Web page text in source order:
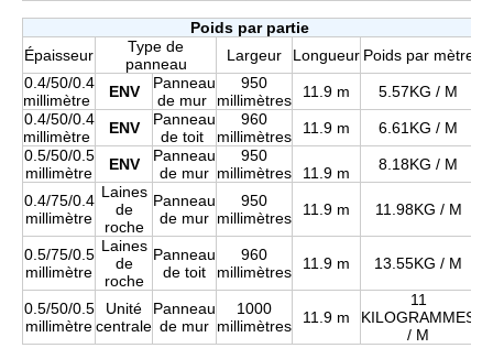
Poids par partie
Épaisseur
Type de
panneau
Largeur Longueur Poids par mètre
0.4/50/0.4
millimètre
ENV
Panneau
de mur
950
millimètres
11.9 m
5.57KG / M
0.4/50/0.4
millimètre
ENV
Panneau
de toit
960
millimètres
11.9 m
6.61KG / M
0.5/50/0.5
millimètre
ENV
Panneau
de mur
950
millimètres
11.9 m 8.18KG / M
0.4/75/0.4
millimètre
Laines
de
roche
Panneau
de mur
950
millimètres
11.9 m 11.98KG / M
0.5/75/0.5
millimètre
Laines
de
roche
Panneau
de toit
960
millimètres
11.9 m 13.55KG / M
0.5/50/0.5
millimètre
Unité
centrale
Panneau
de mur
1000
millimètres
11.9 m
11
KILOGRAMMES
/ M